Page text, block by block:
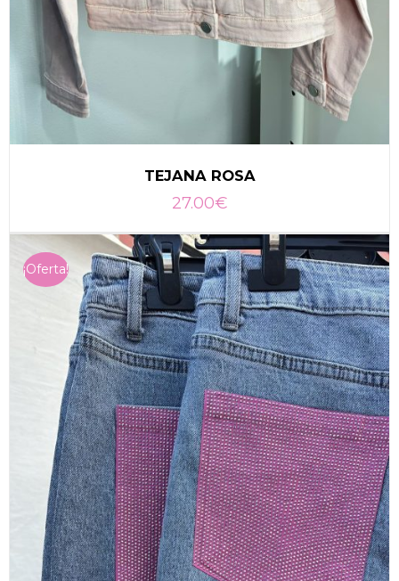
SELECCIONAR OPCIONES / DETALLES
TEJANA ROSA
27.00€
¡Oferta!